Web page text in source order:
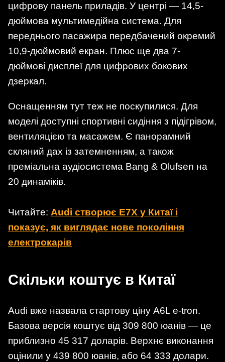
цифрову панель приладів. У центрі — 14,5-
дюймова мультимедійна система. Для
переднього пасажира передбачений окремий
10,9-дюймовий екран. Плюс ще два 7-
дюймові дисплеї для цифрових бокових
дзеркал.
Оснащенням тут теж не поскупилися. Для
моделі доступні спортивні сидіння з підігрівом,
вентиляцією та масажем. Є панорамний
скляний дах із затемненням, а також
преміальна аудіосистема Bang & Olufsen на
20 динаміків.
Читайте: Audi створює E7X у Китаї і
показує, як виглядає нове покоління
електрокарів
Скільки коштує в Китаї
Audi вже назвала стартову ціну A6L e-tron.
Базова версія коштує від 309 800 юанів — це
приблизно 45 317 доларів. Верхнє виконання
оцінили у 439 800 юанів, або 64 333 долари.